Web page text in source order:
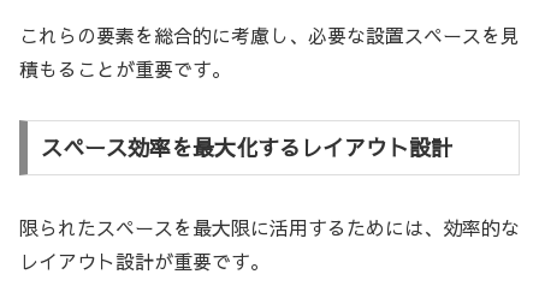
これらの要素を総合的に考慮し、必要な設置スペースを見
積もることが重要です。
スペース効率を最大化するレイアウト設計
限られたスペースを最大限に活用するためには、効率的な
レイアウト設計が重要です。